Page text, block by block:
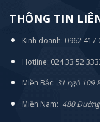
THÔNG TIN
Kinh doanh: 0962 417
Hotline: 024 33 52
Miền Bắc: 31 ngõ 109
Miền Nam: 480